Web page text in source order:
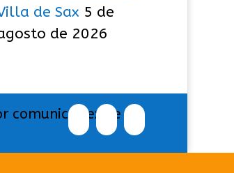
de Sax 5 de
de 2026
comunicar exige